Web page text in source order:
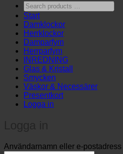
Search
products
…
Start
Damklockor
Herrklockor
Damparfym
Herrparfym
INREDNING
Glas & Kristall
Smycken
Väskor & Necessärer
Presentkort
Logga in
Användarnamn eller e-postadress